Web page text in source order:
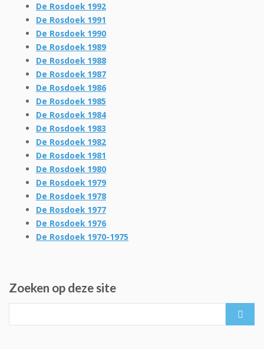
De Rosdoek 1992
De Rosdoek 1991
De Rosdoek 1990
De Rosdoek 1989
De Rosdoek 1988
De Rosdoek 1987
De Rosdoek 1986
De Rosdoek 1985
De Rosdoek 1984
De Rosdoek 1983
De Rosdoek 1982
De Rosdoek 1981
De Rosdoek 1980
De Rosdoek 1979
De Rosdoek 1978
De Rosdoek 1977
De Rosdoek 1976
De Rosdoek 1970-1975
Zoeken op deze site